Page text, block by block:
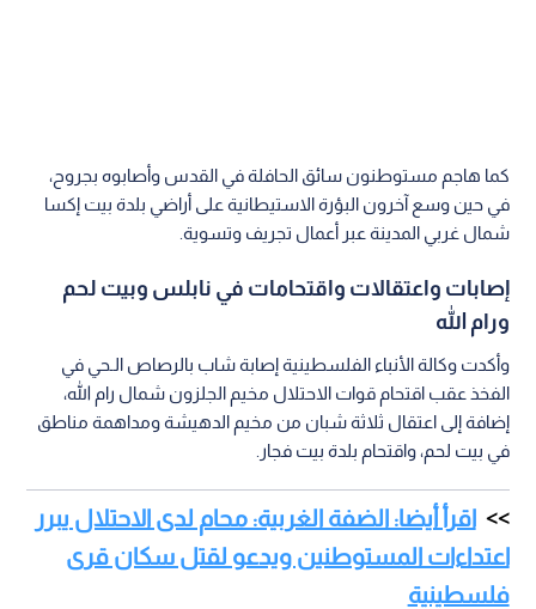
كما هاجم مستوطنون سائق الحافلة في القدس وأصابوه بجروح،
في حين وسع آخرون البؤرة الاستيطانية على أراضي بلدة بيت إكسا
شمال غربي المدينة عبر أعمال تجريف وتسوية.
إصابات واعتقالات واقتحامات في نابلس وبيت لحم
ورام الله
وأكدت وكالة الأنباء الفلسطينية إصابة شاب بالرصاص الـحي في
الفخذ عقب اقتحام قوات الاحتلال مخيم الجلزون شمال رام الله،
إضافة إلى اعتقال ثلاثة شبان من مخيم الدهيشة ومداهمة مناطق
في بيت لحم، واقتحام بلدة بيت فجار.
اقرأ أيضا: الضفة الغربية: محام لدى الاحتلال يبرر
اعتداءات المستوطنين ويدعو لقتل سكان قرى
فلسطينية